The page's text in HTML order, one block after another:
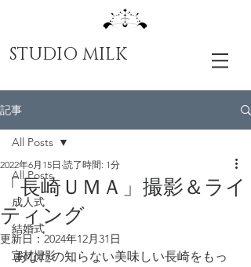
STUDIO MILK
記事
All Posts
成人式
結婚式
宣材撮影
All Posts
「長崎ＵＭＡ」撮影＆ライ
ティング
2022年6月15日 読了時間: 1分
更新日：2024年12月31日
あなたの知らない美味しい長崎をもっ